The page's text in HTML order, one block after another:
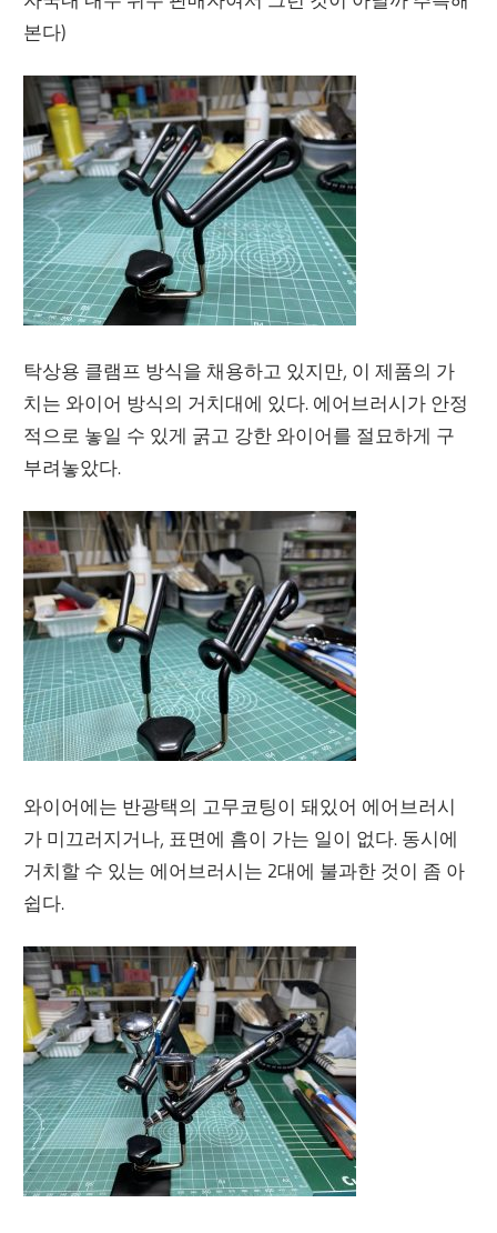
본다)
탁상용 클램프 방식을 채용하고 있지만, 이 제품의 가
치는 와이어 방식의 거치대에 있다. 에어브러시가 안정
적으로 놓일 수 있게 굵고 강한 와이어를 절묘하게 구
부려놓았다.
와이어에는 반광택의 고무코팅이 돼있어 에어브러시
가 미끄러지거나, 표면에 흠이 가는 일이 없다. 동시에
거치할 수 있는 에어브러시는 2대에 불과한 것이 좀 아
쉽다.